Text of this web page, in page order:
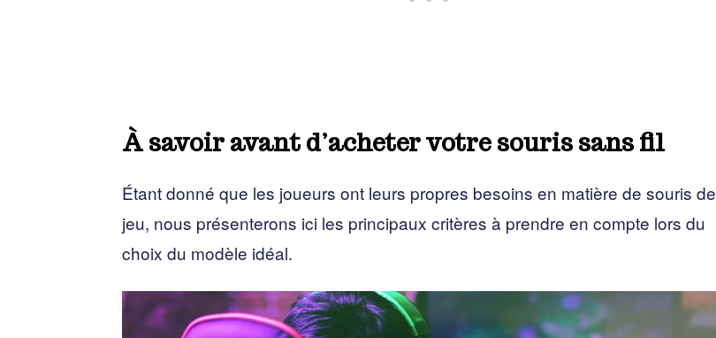
À savoir avant d’acheter votre souris sans fil
Étant donné que les joueurs ont leurs propres besoins en matière de souris de
jeu, nous présenterons ici les principaux critères à prendre en compte lors du
choix du modèle idéal.